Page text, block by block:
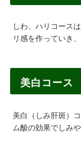
しわ、ハリコース
リ感を作っていき、
美白コース
美白（しみ肝斑）
ム酸の効果でしみ